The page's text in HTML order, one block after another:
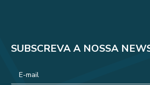
SUBSCREVA A NOSSA